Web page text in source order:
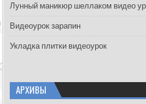
Лунный маникюр шеллаком видео
Видеоурок зарапин
Укладка плитки видеоурок
АРХИВЫ